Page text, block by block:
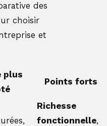
des
choisir
et
plus
Points forts
Richesse
fonctionnelle,